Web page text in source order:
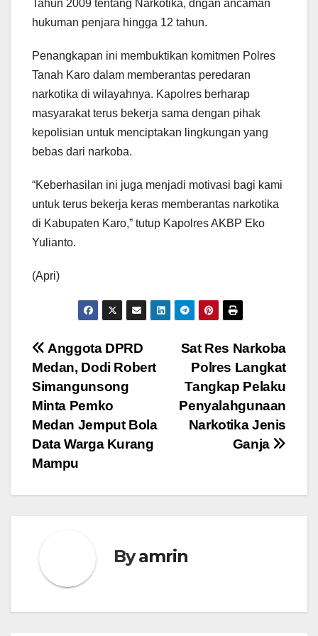
Tahun 2009 tentang Narkotika, dngan ancaman
hukuman penjara hingga 12 tahun.
Penangkapan ini membuktikan komitmen Polres
Tanah Karo dalam memberantas peredaran
narkotika di wilayahnya. Kapolres berharap
masyarakat terus bekerja sama dengan pihak
kepolisian untuk menciptakan lingkungan yang
bebas dari narkoba.
“Keberhasilan ini juga menjadi motivasi bagi kami
untuk terus bekerja keras memberantas narkotika
di Kabupaten Karo,” tutup Kapolres AKBP Eko
Yulianto.
(Apri)
Navigasi
pos
Sat Res Narkoba
Polres Langkat
Tangkap Pelaku
Penyalahgunaan
Narkotika Jenis
Ganja
Anggota DPRD
Medan, Dodi Robert
Simangunsong
Minta Pemko
Medan Jemput Bola
Data Warga Kurang
Mampu
Byamrin